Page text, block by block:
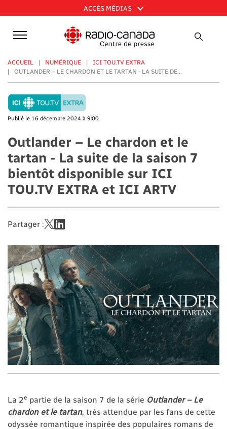
au
contenu
principal
ACCÈS MÉDIAS
ACCUEIL NUMÉRIQUE
ICI TOU.TV EXTRA
OUTLANDER – LE CHARDON ET LE TARTAN - LA SUITE DE...
Publié le 16 décembre 2024 à 9:00
Outlander – Le chardon et le
tartan - La suite de la saison 7
bientôt disponible sur ICI
TOU.TV EXTRA et ICI ARTV
Partager :
La 2e partie de la saison 7 de la série Outlander – Le
chardon et le tartan, très attendue par les fans de cette
odyssée romantique inspirée des populaires romans de